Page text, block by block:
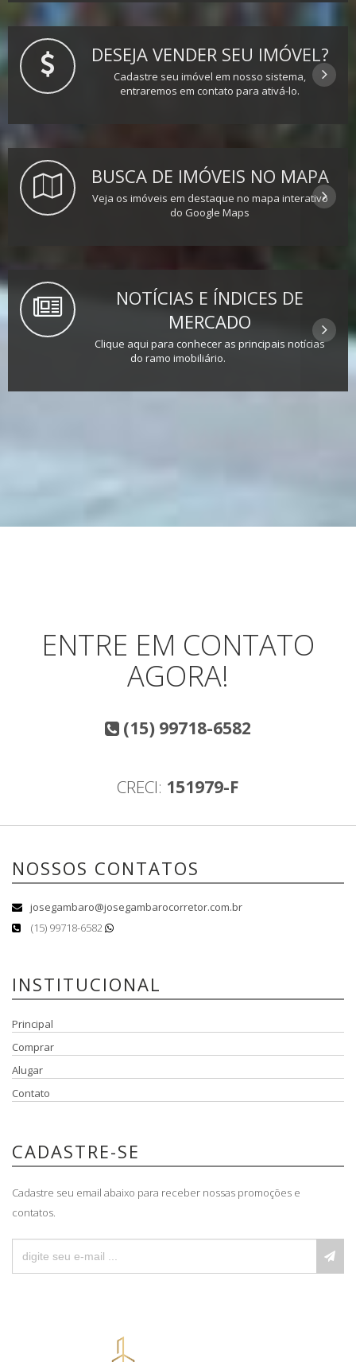
DESEJA VENDER SEU IMÓVEL?
Cadastre seu imóvel em nosso sistema,
entraremos em contato para ativá-lo.
BUSCA DE IMÓVEIS NO MAPA
Veja os imóveis em destaque no mapa interativo
do Google Maps
NOTÍCIAS E ÍNDICES DE
MERCADO
Clique aqui para conhecer as principais notícias
do ramo imobiliário.
ENTRE EM CONTATO
AGORA!
(15) 99718-6582
CRECI: 151979-F
NOSSOS CONTATOS
josegambaro@josegambarocorretor.com.br
(15) 99718-6582
INSTITUCIONAL
Principal
Comprar
Alugar
Contato
CADASTRE-SE
Cadastre seu email abaixo para receber nossas promoções e
contatos.